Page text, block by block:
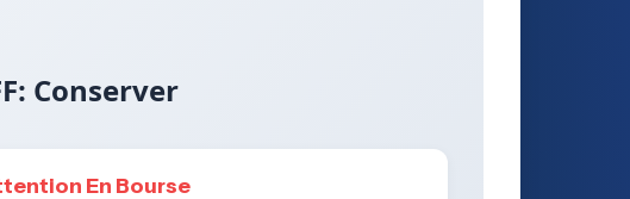
Conserver
En Bourse